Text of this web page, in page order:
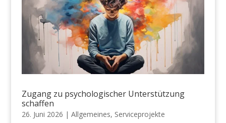
Zugang zu psychologischer Unterstützung
schaffen
26. Juni 2026 | Allgemeines, Serviceprojekte